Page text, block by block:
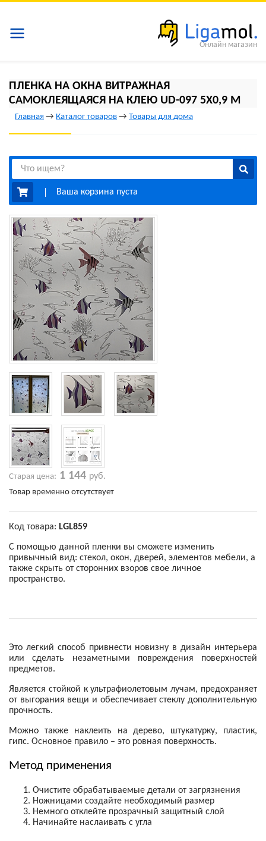
ПЛЕНКА НА ОКНА ВИТРАЖНАЯ
САМОКЛЕЯЩАЯСЯ НА КЛЕЮ UD-097 5Х0,9 М
Главная → Каталог товаров → Товары для дома
Ваша корзина пуста
Старая цена: 1 144 руб.
Товар временно отсутствует
Код товара: LGL859
С помощью данной пленки вы сможете изменить
привычный вид: стекол, окон, дверей, элементов мебели, а
также скрыть от сторонних взоров свое личное
пространство.
Это легкий способ привнести новизну в дизайн интерьера
или сделать незаметными повреждения поверхностей
предметов.
Является стойкой к ультрафиолетовым лучам, предохраняет
от выгорания вещи и обеспечивает стеклу дополнительную
прочность.
Можно также наклеить на дерево, штукатурку, пластик,
гипс. Основное правило – это ровная поверхность.
Метод применения
Очистите обрабатываемые детали от загрязнения
Ножницами создайте необходимый размер
Немного отклейте прозрачный защитный слой
Начинайте наслаивать с угла
Онлайн магазин